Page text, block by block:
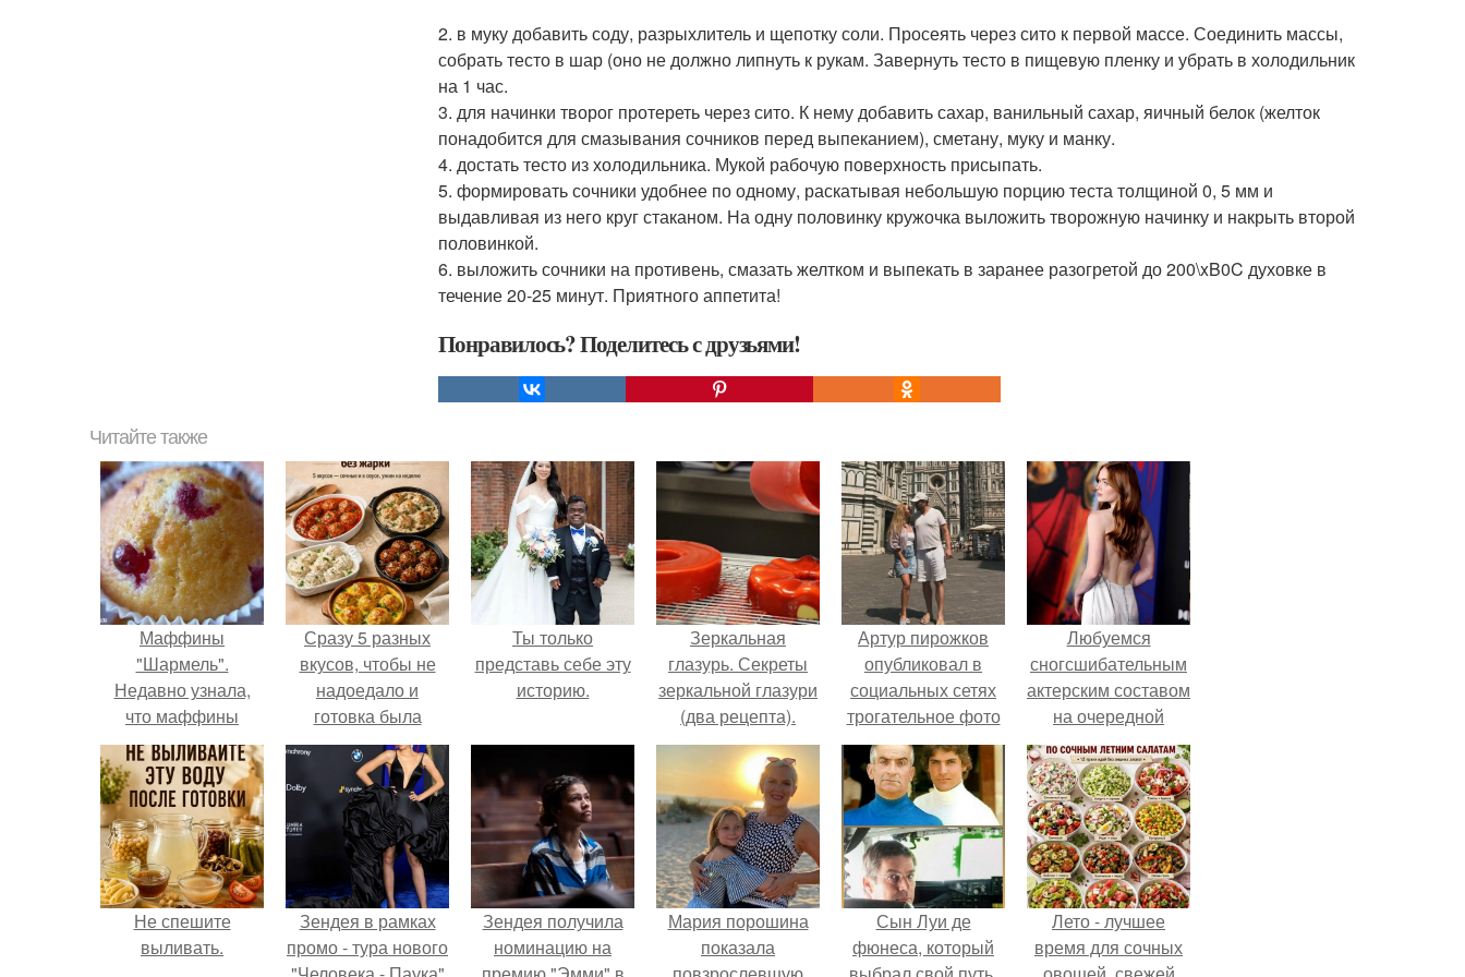
2. в муку добавить соду, разрыхлитель и щепотку соли. Просеять через сито к первой массе. Соединить массы,
собрать тесто в шар (оно не должно липнуть к рукам. Завернуть тесто в пищевую пленку и убрать в холодильник
на 1 час.
3. для начинки творог протереть через сито. К нему добавить сахар, ванильный сахар, яичный белок (желток
понадобится для смазывания сочников перед выпеканием), сметану, муку и манку.
4. достать тесто из холодильника. Мукой рабочую поверхность присыпать.
5. формировать сочники удобнее по одному, раскатывая небольшую порцию теста толщиной 0, 5 мм и
выдавливая из него круг стаканом. На одну половинку кружочка выложить творожную начинку и накрыть второй
половинкой.
6. выложить сочники на противень, смазать желтком и выпекать в заранее разогретой до 200\xB0C духовке в
течение 20-25 минут. Приятного аппетита!
Понравилось? Поделитесь с друзьями!
Читайте также
Маффины
"Шармель".
Недавно узнала,
что маффины
отличаются от
кексов способом
замеса теста.
Сразу 5 разных
вкусов, чтобы не
надоедало и
готовка была
проще.
Ты только
представь себе эту
историю.
Зеркальная
глазурь. Секреты
зеркальной глазури
(два рецепта).
Артур пирожков
опубликовал в
социальных сетях
трогательное фото
с супругой
Анжеликой,
сделанное во
время их недавнего
путешествия в
Италию.
Любуемся
сногсшибательным
актерским составом
на очередной
премьере нового
человека - паука.
Не спешите
выливать.
Зендея в рамках
промо - тура нового
Зендея получила
номинацию на
Мария порошина
показала
Сын Луи де
фюнеса, который
Лето - лучшее
время для сочных